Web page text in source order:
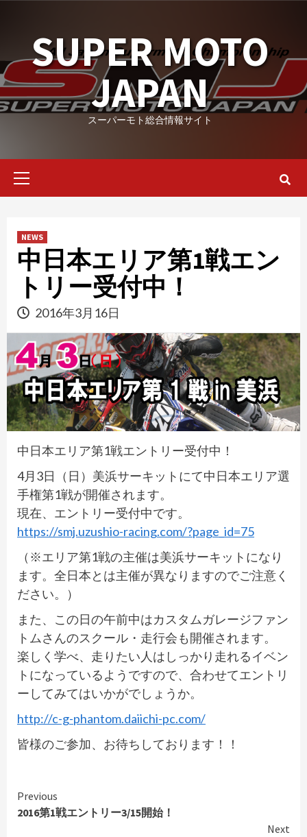
contentSUPER MOTO
JAPAN
スーパーモト総合情報サイト
Primary
NEWS
中日本エリア第1戦エン
トリー受付中！
2016年3月16日
中日本エリア第1戦エントリー受付中！
4月3日（日）美浜サーキットにて中日本エリア選
手権第1戦が開催されます。
現在、エントリー受付中です。
https://smj.uzushio-racing.com/?page_id=75
（※エリア第1戦の主催は美浜サーキットになり
ます。全日本とは主催が異なりますのでご注意く
ださい。）
また、この日の午前中はカスタムガレージファン
トムさんのスクール・走行会も開催されます。
楽しく学べ、走りたい人はしっかり走れるイベン
トになっているようですので、合わせてエントリ
ーしてみてはいかがでしょうか。
http://c-g-phantom.daiichi-pc.com/
皆様のご参加、お待ちしております！！
Continue
Reading
Previous
2016第1戦エントリー3/15開始！
Next